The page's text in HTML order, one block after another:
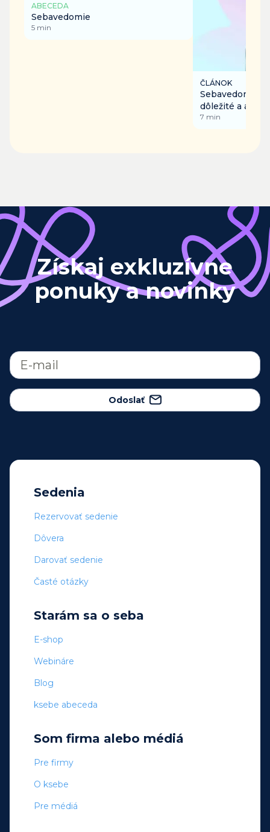
ABECEDA
Sebavedomie
5 min
ČLÁNOK
Sebavedomie
dôležité a ako
7 min
Získaj exkluzívne
ponuky a novinky
Odoslať
Sedenia
Rezervovať sedenie
Dôvera
Darovať sedenie
Časté otázky
Starám sa o seba
E-shop
Webináre
Blog
ksebe abeceda
Som firma alebo médiá
Pre firmy
O ksebe
Pre médiá